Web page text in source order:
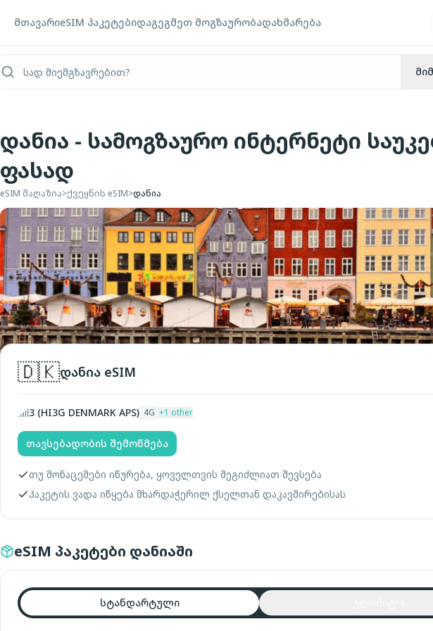
მთავარიeSIM პაკეტებიდაგეგმეთ მოგზაურობადახმარება
დანია - სამოგზაურო ინტერნეტი
ფასად
eSIM მაღაზია>ქვეყნის eSIM>დანია
🇩🇰დანია eSIM
3 (HI3G DENMARK APS) 4G +1 other
თავსებადობის შემოწმება
თუ მონაცემები იწურება, ყოველთვის შეგიძლიათ შევსება
პაკეტის ვადა იწყება მხარდაჭერილ ქსელთან დაკავშირებისას
eSIM პაკეტები დანიაში
სტანდარტული